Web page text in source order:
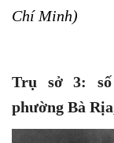
Chí Minh)
Trụ sở 3: số
phường Bà